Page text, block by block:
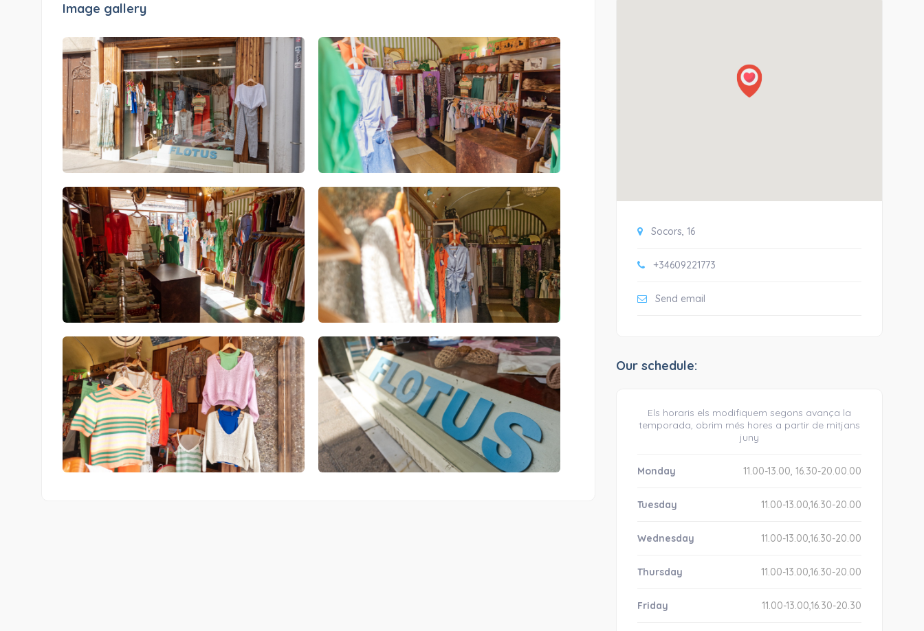
Image gallery
Socors, 16
+34609221773
Send email
Our schedule:
Els horaris els modifiquem segons avança la
temporada, obrim més hores a partir de mitjans
juny
Monday 11.00-13.00, 16.30-20.00.00
Tuesday 11.00-13.00,16.30-20.00
Wednesday 11.00-13.00,16.30-20.00
Thursday 11.00-13.00,16.30-20.00
Friday 11.00-13.00,16.30-20.30